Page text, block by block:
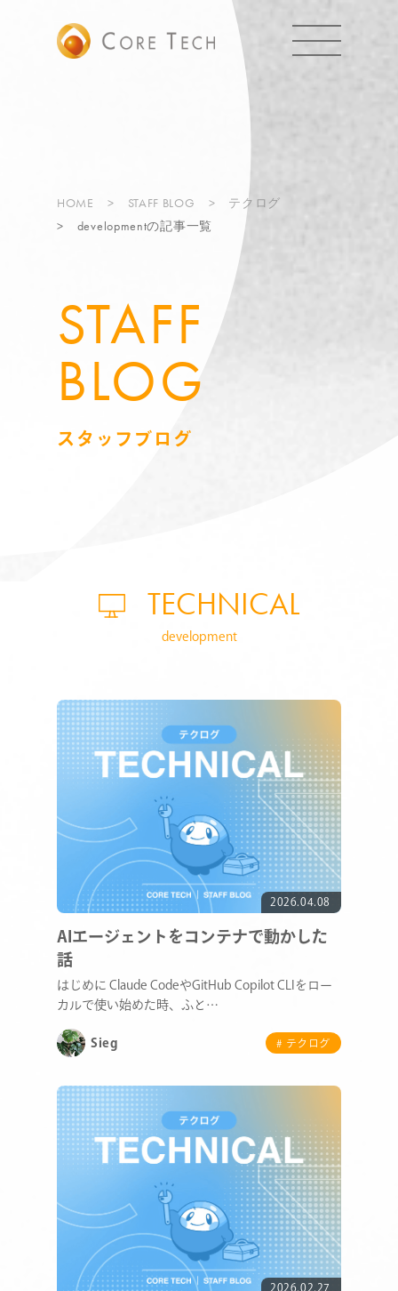
HOME STAFF BLOG
テクログ
developmentの記事一覧
STAFF
BLOG
スタッフブログ
TECHNICAL
development
2026.04.08
AIエージェントをコンテナで動かした
話
はじめに Claude CodeやGitHub Copilot CLIをロー
カルで使い始めた時、ふと…
Sieg # テクログ
2026.02.27